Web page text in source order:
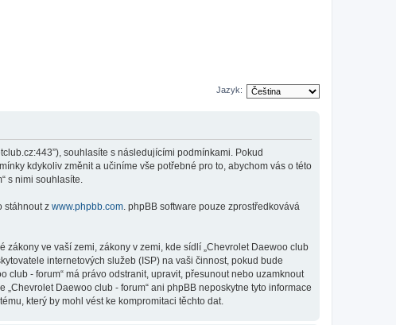
Jazyk:
souhlasíte s následujícími podmínkami. Pokud
kdykoliv změnit a učiníme vše potřebné pro to, abychom vás o této
s nimi souhlasíte.
stáhnout z www.phpbb.com. phpBB software pouze zprostředkovává
ve vaší zemi, zákony v zemi, kde sídlí „Chevrolet Daewoo club
internetových služeb (ISP) na vaši činnost, pokud bude
- forum“ má právo odstranit, upravit, přesunout nebo uzamknout
Daewoo club - forum“ ani phpBB neposkytne tyto informace
který by mohl vést ke kompromitaci těchto dat.